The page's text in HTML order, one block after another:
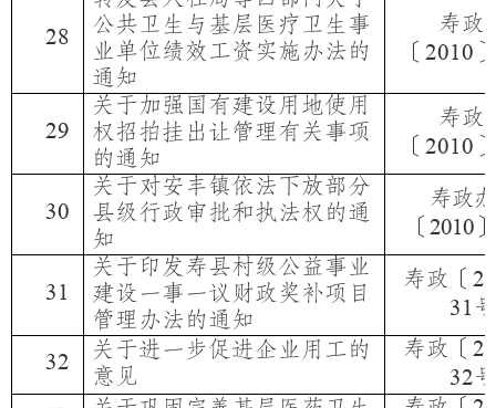
28
公共卫生与基层医疗卫生事
业单位绩效工资实施办法的
通知
寿政
〔 2010 〕
29
关于加强国有建设用地使用
权招拍挂出让管理有关事项
的通知
寿政
〔 2010 〕
30
关于对安丰镇依法下放部分
县级行政审批和执法权的通
知
寿政
〔 2010〕
31
关于印发寿县村级公益事业
建设一事一议财政奖补项目
管理办法的通知
寿政〔
31 号
32
关于进一步促进企业用工的
意见
寿政〔
32号